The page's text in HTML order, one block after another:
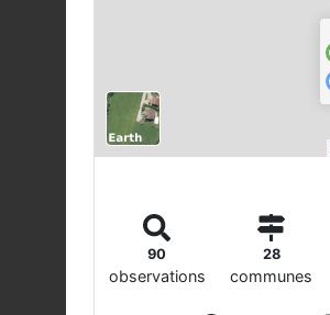
90
observations
28
communes